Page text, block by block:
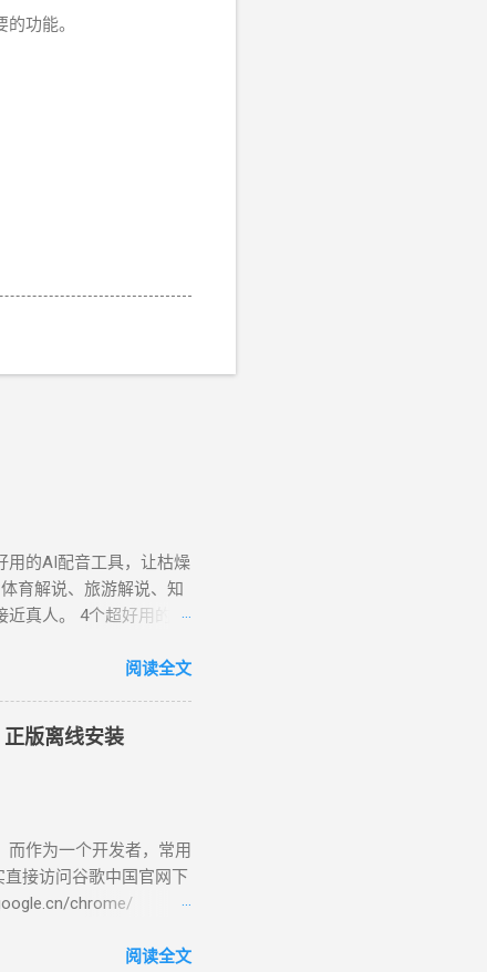
功能。
用的AI配音工具，让枯燥
育解说、旅游解说、知
近真人。 4个超好用的AI
，可实现与人声的语调
晓甄；男配音员： 云
西南，云贵川桂 )、 云
#features ( 官方改版无
音频文件。可以使用
一个快捷简便而且免
视频素材、滤镜、效
阅读全文
版离线安装
作为一个开发者，常用
接访问谷歌中国官网下
chrome/
是一个在线安装
阅读全文